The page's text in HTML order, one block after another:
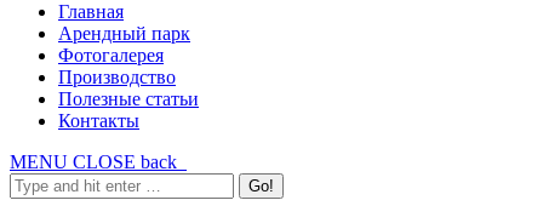
Главная
Арендный парк
Фотогалерея
Производство
Полезные статьи
Контакты
MENU CLOSE back